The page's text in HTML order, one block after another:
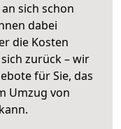
sich schon
dabei
die Kosten
zurück – wir
für Sie, das
Umzug von